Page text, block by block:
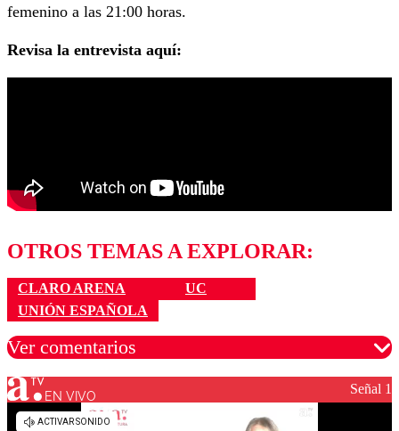
femenino a las 21:00 horas.
Revisa la entrevista aquí:
OTROS TEMAS A EXPLORAR:
CLARO ARENA
UC
UNIÓN ESPAÑOLA
Ver comentarios
Los comentarios son moderados para garantizar un
diálogo respetuoso.
EN VIVO Señal 1